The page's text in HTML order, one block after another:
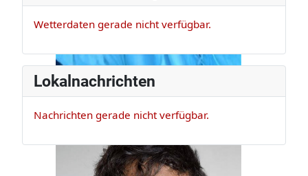
Er ist Musikexperte und Bassist, der
darf das!
Wetterdaten gerade nicht verfügbar.
Lokalnachrichten
Nachrichten gerade nicht verfügbar.